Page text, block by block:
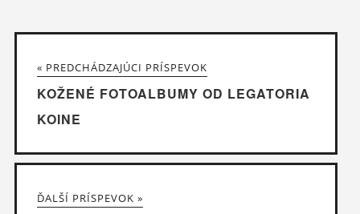
« PREDCHÁDZAJÚCI PRÍSPEVOK
KOŽENÉ FOTOALBUMY OD LEGATORIA
KOINE
ĎALŠÍ PRÍSPEVOK »